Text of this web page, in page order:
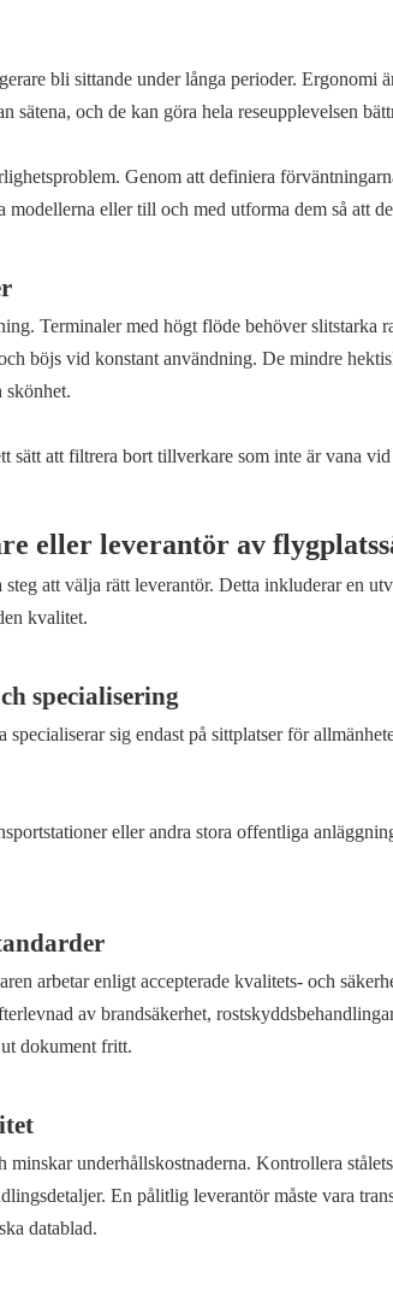
bli sittande under långa perioder. Ergonomi
och de kan göra hela reseupplevelsen
Genom att definiera
eller till och med utforma dem så att de
Terminaler med högt flöde behöver slitstarka
böjs vid konstant användning. De mindre
skönhet.
sätt att filtrera bort tillverkare som inte är vana
eller leverantör av
att välja rätt leverantör. Detta inkluderar en
kvalitet.
specialisering
sig endast på sittplatser för
eller andra stora offentliga
arbetar enligt accepterade kvalitets- och
av brandsäkerhet,
dokument fritt.
underhållskostnaderna. Kontrollera
En pålitlig leverantör måste vara
datablad.